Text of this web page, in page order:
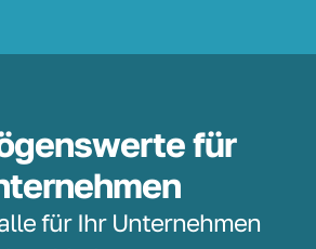
für
für Ihr Unternehmen